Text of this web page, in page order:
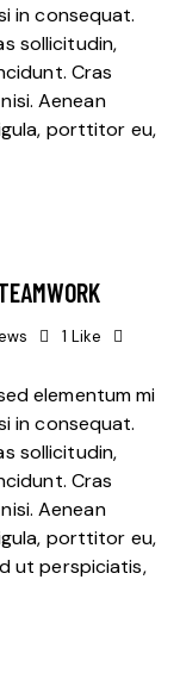
in consequat.
sollicitudin,
Cras
Aenean
porttitor eu,
1 Like
elementum mi
in consequat.
sollicitudin,
Cras
Aenean
porttitor eu,
ut perspiciatis,